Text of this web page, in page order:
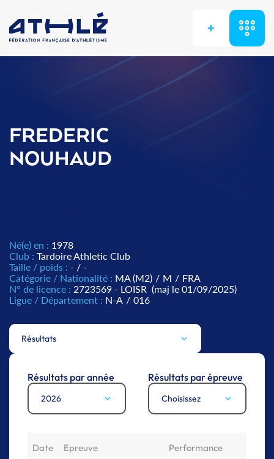
+
FREDERIC
NOUHAUD
Né(e) en : 1978
Club : Tardoire Athletic Club
Taille / poids : - / -
Catégorie / Nationalité : MA (M2) / M / FRA
N° de licence : 2723569 - LOISR (maj le 01/09/2025)
Ligue / Département : N-A / 016
Résultats
Résultats par année
2026
Résultats par épreuve
Choisissez
Date Epreuve Performance